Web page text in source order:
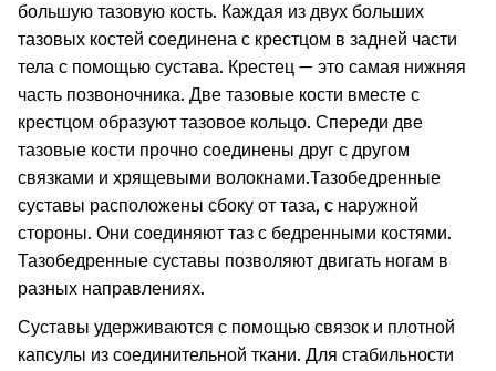
большую тазовую кость. Каждая из двух больших
тазовых костей соединена с крестцом в задней части
тела с помощью сустава. Крестец — это самая нижняя
часть позвоночника. Две тазовые кости вместе с
крестцом образуют тазовое кольцо. Спереди две
тазовые кости прочно соединены друг с другом
связками и хрящевыми волокнами.Тазобедренные
суставы расположены сбоку от таза, с наружной
стороны. Они соединяют таз с бедренными костями.
Тазобедренные суставы позволяют двигать ногам в
разных направлениях.
Суставы удерживаются с помощью связок и плотной
капсулы из соединительной ткани. Для стабильности